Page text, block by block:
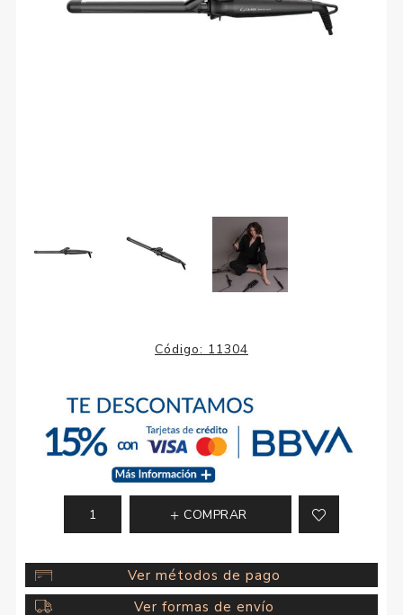
Código: 11304
COMPRAR
Ver métodos de pago
Ver formas de envío